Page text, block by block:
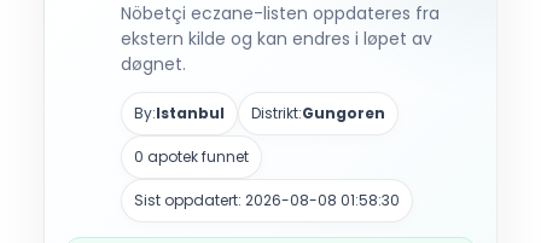
Nöbetçi eczane-listen oppdateres fra
ekstern kilde og kan endres i løpet av
døgnet.
By:Istanbul Distrikt:Gungoren
0 apotek funnet
Sist oppdatert: 2026-08-08 01:58:30